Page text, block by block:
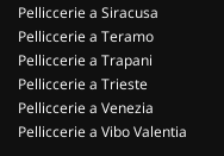
Pelliccerie a Siracusa
Pelliccerie a Teramo
Pelliccerie a Trapani
Pelliccerie a Trieste
Pelliccerie a Venezia
Pelliccerie a Vibo Valentia